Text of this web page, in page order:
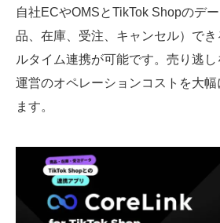
自社ECやOMSとTikTok Shopのデ
品、在庫、受注、キャンセル）で
ルタイム連携が可能です。売り逃
運営のオペレーションコストを大
ます。